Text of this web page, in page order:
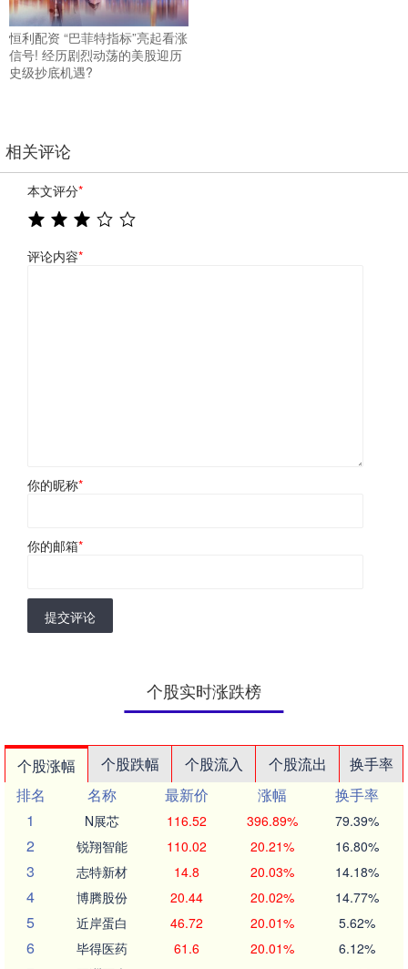
恒利配资 “巴菲特指标”亮起看涨
信号! 经历剧烈动荡的美股迎历
史级抄底机遇?
相关评论
本文评分*
评论内容*
你的昵称*
你的邮箱*
提交评论
个股实时涨跌榜
个股涨幅 个股跌幅 个股流入 个股流出
换手率
排名
名称 最新价 涨幅
换手率
1
N展芯 116.52 396.89% 79.39%
2 锐翔智能 110.02 20.21% 16.80%
3 志特新材 14.8 20.03% 14.18%
4 博腾股份 20.44 20.02% 14.77%
5 近岸蛋白 46.72 20.01% 5.62%
6 毕得医药 61.6 20.01% 6.12%